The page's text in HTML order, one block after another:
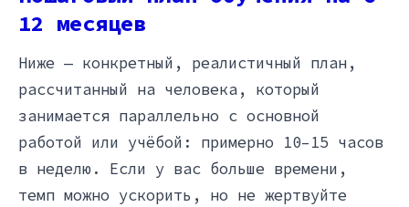
12 месяцев
Ниже — конкретный, реалистичный план,
рассчитанный на человека, который
занимается параллельно с основной
работой или учёбой: примерно 10–15 часов
в неделю. Если у вас больше времени,
темп можно ускорить, но не жертвуйте